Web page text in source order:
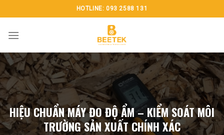
đến
nội
HOTLINE: 093 2588 131
HIỆU CHUẨN MÁY ĐO ĐỘ ẨM – KIỂM SOÁT MÔI
TRƯỜNG SẢN XUẤT CHÍNH XÁC